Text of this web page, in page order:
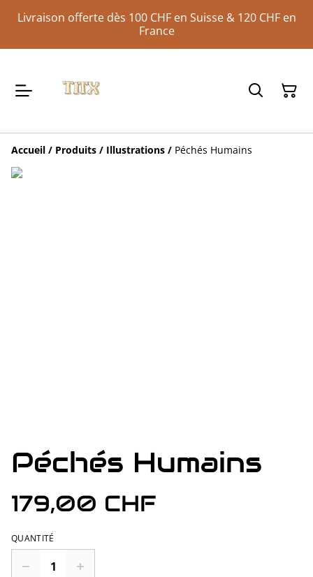
Livraison offerte dès 100 CHF en Suisse & 120 CHF en
France
Accueil / Produits / Illustrations / Péchés Humains
Péchés Humains
179,00 CHF
QUANTITÉ